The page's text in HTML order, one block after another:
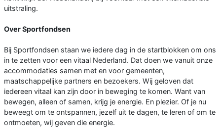
uitstraling.
Over Sportfondsen
Bij Sportfondsen staan we iedere dag in de startblokken om ons
in te zetten voor een vitaal Nederland. Dat doen we vanuit onze
accommodaties samen met en voor gemeenten,
maatschappelijke partners en bezoekers. Wij geloven dat
iedereen vitaal kan zijn door in beweging te komen. Want van
bewegen, alleen of samen, krijg je energie. En plezier. Of je nu
beweegt om te ontspannen, jezelf uit te dagen, te leren of om te
ontmoeten, wij geven die energie.